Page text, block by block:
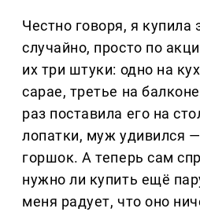
Честно говоря, я купила
случайно, просто по
их три штуки: одно на
сарае, третье на
раз поставила его на
лопатки, муж удивился
горшок. А теперь сам
нужно ли купить ещё
меня радует, что оно